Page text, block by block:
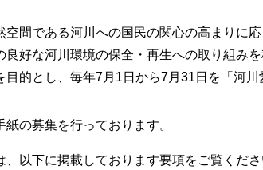
空間である河川への国民の関心の高まりに
良好な河川環境の保全・再生への取り組み
目的とし、毎年7月1日から7月31日を「河川
の募集を行っております。
以下に掲載しております要項をご覧くださ